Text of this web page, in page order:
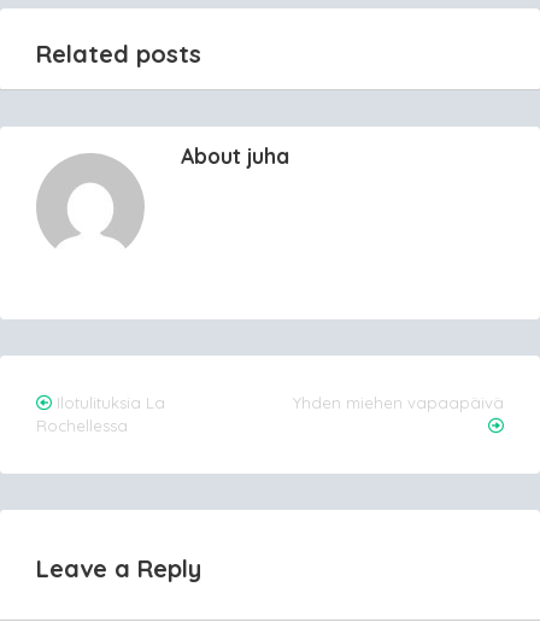
Related posts
About juha
Post
navigation
Ilotulituksia La
Rochellessa
Yhden miehen vapaapäivä
Leave a Reply